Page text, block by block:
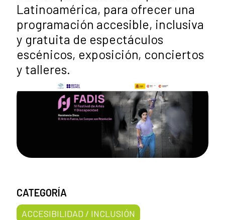
Latinoamérica, para ofrecer una
programación accesible, inclusiva
y gratuita de espectáculos
escénicos, exposición, conciertos
y talleres.
CATEGORÍA
ACCESIBILIDAD / INCLUSIÓN